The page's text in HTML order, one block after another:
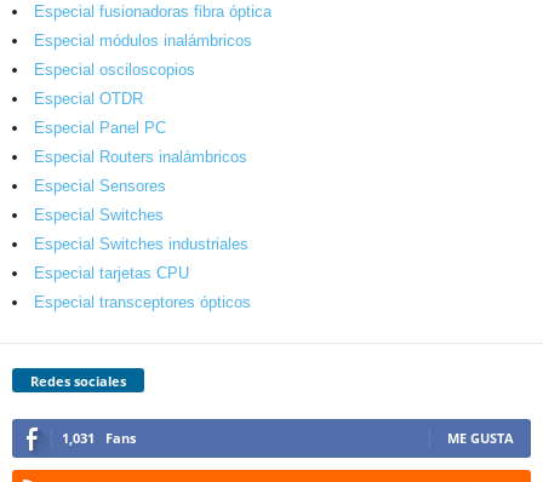
Especial fusionadoras fibra óptica
Especial módulos inalámbricos
Especial osciloscopios
Especial OTDR
Especial Panel PC
Especial Routers inalámbricos
Especial Sensores
Especial Switches
Especial Switches industriales
Especial tarjetas CPU
Especial transceptores ópticos
Redes sociales
1,031 Fans ME GUSTA